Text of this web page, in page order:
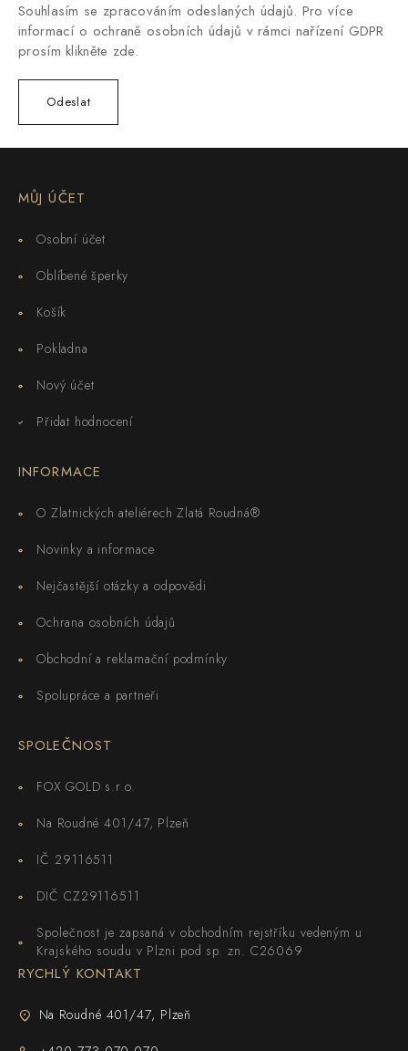
Souhlasím se zpracováním odeslaných údajů. Pro více
informací o ochraně osobních údajů v rámci nařízení GDPR
prosímklikněte zde.
MŮJ ÚČET
Osobní účet
Oblíbené šperky
Košík
Pokladna
Nový účet
Přidat hodnocení
INFORMACE
O Zlatnických ateliérech Zlatá Roudná®
Novinky a informace
Nejčastější otázky a odpovědi
Ochrana osobních údajů
Obchodní a reklamační podmínky
Spolupráce a partneři
SPOLEČNOST
FOX GOLD s.r.o.
Na Roudné 401/47, Plzeň
IČ 29116511
DIČ CZ29116511
Společnost je zapsaná v obchodním rejstříku vedeným u
Krajského soudu v Plzni pod sp. zn. C26069
RYCHLÝ KONTAKT
Na Roudné 401/47, Plzeň